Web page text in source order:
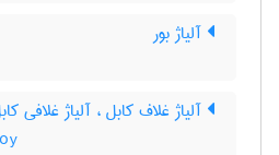
آلیاژ بور
آلیاژ غلاف کابل ، آلیاژ غلافی